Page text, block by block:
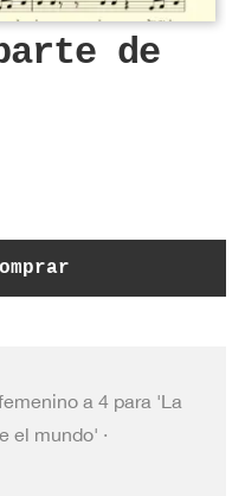
de
a 4 para 'La
el mundo' ·